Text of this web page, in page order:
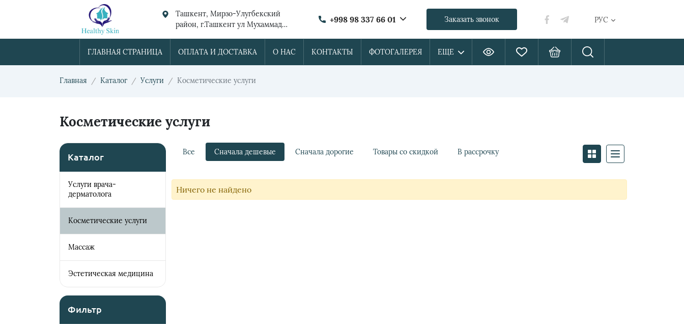
Ташкент, Мирзо-Улугбекский
район, г.Ташкент ул Мухаммад
+998 98 337 66 01 Заказать звонок РУС
ГЛАВНАЯ СТРАНИЦА ОПЛАТА И ДОСТАВКА О НАС КОНТАКТЫ ФОТОГАЛЕРЕЯ ЕЩЕ
Главная Каталог Услуги Косметические услуги
Косметические услуги
Каталог
Услуги врача-
дерматолога
Косметические услуги
Массаж
Эстетическая медицина
Фильтр
Все Сначала дешевые Сначала дорогие Товары со скидкой В рассрочку
Ничего не найдено